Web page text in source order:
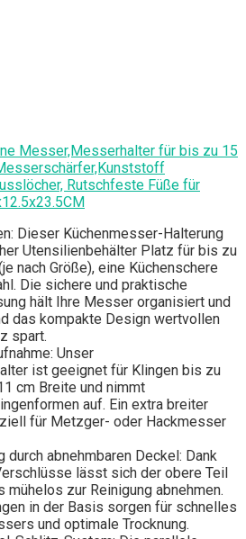
Messer,Messerhalter für bis zu 15
Rutschfeste Füße für
Dieser Küchenmesser-Halterung
Utensilienbehälter Platz für bis zu
nach Größe), eine Küchenschere
Die sichere und praktische
hält Ihre Messer organisiert und
das kompakte Design wertvollen
spart.
Unser
ist geeignet für Klingen bis zu
cm Breite und nimmt
auf. Ein extra breiter
für Metzger- oder Hackmesser
durch abnehmbaren Deckel: Dank
lässt sich der obere Teil
zur Reinigung abnehmen.
in der Basis sorgen für schnelles
und optimale Trocknung.